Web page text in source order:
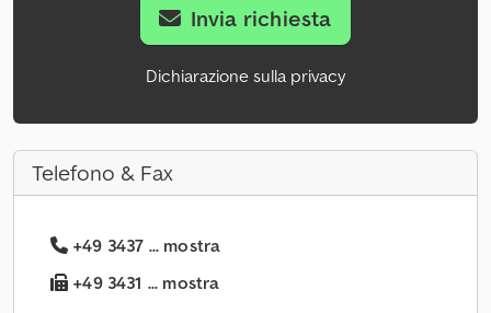
Invia richiesta
Dichiarazione sulla privacy
Telefono & Fax
+49 3437 ... mostra
+49 3431 ... mostra